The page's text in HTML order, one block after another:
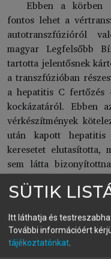
Ebben a körben
fontos lehet a
autotranszfúzióról
magyar Legfelsőbb
tartotta jelentősnek
a transzfúzióban
a hepatitis C fertőzés
kockázatáról. Ebben
vérkészítmények
után kapott
keresetet elutasította,
sem látta
sem állapította meg.
vérkészítmény adása a
miatt a vírusfertőzés
nem kellett. A felperes
arra sem, hogy
SÜTIK
Itt láthatja és
További információért
tájékoztatónkat.